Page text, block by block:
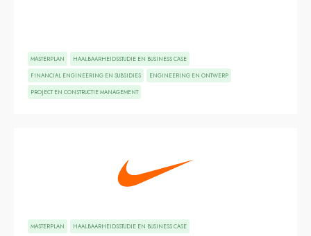
MASTERPLAN
HAALBAARHEIDSSTUDIE EN BUSINESS CASE
FINANCIAL ENGINEERING EN SUBSIDIES
ENGINEERING EN ONTWERP
PROJECT EN CONSTRUCTIE MANAGEMENT
MASTERPLAN HAALBAARHEIDSSTUDIE EN BUSINESS CASE